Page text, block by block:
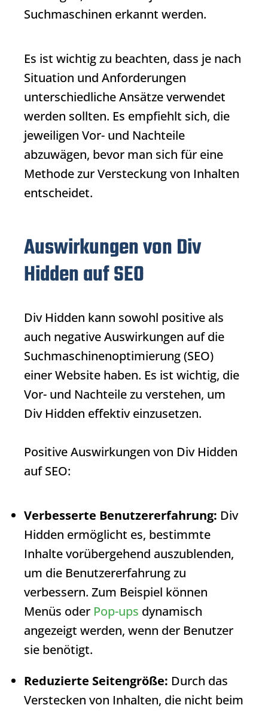
Suchmaschinen erkannt werden.
Es ist wichtig zu beachten, dass je nach
Situation und Anforderungen
unterschiedliche Ansätze verwendet
werden sollten. Es empfiehlt sich, die
jeweiligen Vor- und Nachteile
abzuwägen, bevor man sich für eine
Methode zur Versteckung von Inhalten
entscheidet.
Auswirkungen von Div
Hidden auf SEO
Div Hidden kann sowohl positive als
auch negative Auswirkungen auf die
Suchmaschinenoptimierung (SEO)
einer Website haben. Es ist wichtig, die
Vor- und Nachteile zu verstehen, um
Div Hidden effektiv einzusetzen.
Positive Auswirkungen von Div Hidden
auf SEO:
Verbesserte Benutzererfahrung: Div
Hidden ermöglicht es, bestimmte
Inhalte vorübergehend auszublenden,
um die Benutzererfahrung zu
verbessern. Zum Beispiel können
Menüs oder Pop-ups dynamisch
angezeigt werden, wenn der Benutzer
sie benötigt.
Reduzierte Seitengröße: Durch das
Verstecken von Inhalten, die nicht beim